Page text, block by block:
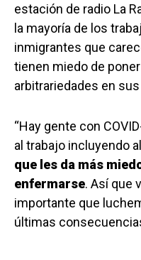
estación de radio La
la mayoría de los
inmigrantes que
tienen miedo de
arbitrariedades en
“Hay gente con
al trabajo incluyendo
que les da más
enfermarse. Así que
importante que
últimas